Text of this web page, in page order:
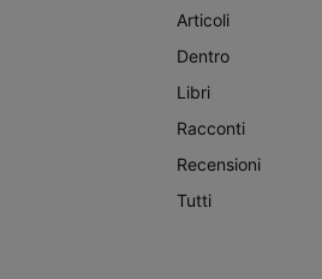
Articoli
Dentro
Libri
Racconti
Recensioni
Tutti